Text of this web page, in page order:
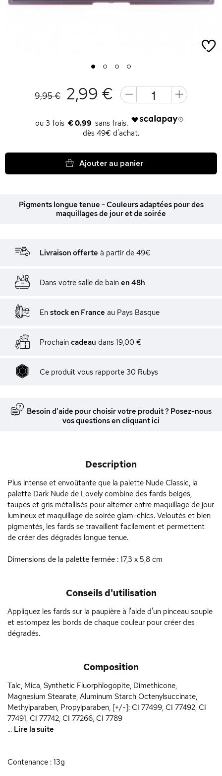
1 2 3 4
9,95 € 2,99 €
€ 0.99
dès 49€ d'achat.
Ajouter au panier
Pigments longue tenue - Couleurs adaptées pour des
maquillages de jour et de soirée
Livraison offerte à partir de 49€
Dans votre salle de bain en 48h
En stock en France au Pays Basque
Prochain cadeau dans 19,00 €
Ce produit vous rapporte 30 Rubys
Besoin d'aide pour choisir votre produit ? Posez-nous
vos questions en cliquant ici
Description
Plus intense et envoûtante que la palette Nude Classic, la
palette Dark Nude de Lovely combine des fards beiges,
taupes et gris métallisés pour alterner entre maquillage de jour
lumineux et maquillage de soirée glam-chics. Veloutés et bien
pigmentés, les fards se travaillent facilement et permettent
de créer des dégradés longue tenue.
Dimensions de la palette fermée : 17,3 x 5,8 cm
Conseils d'utilisation
Appliquez les fards sur la paupière à l'aide d'un pinceau souple
et estompez les bords de chaque couleur pour créer des
dégradés.
Composition
Talc, Mica, Synthetic Fluorphlogopite, Dimethicone,
Magnesium Stearate, Aluminum Starch Octenylsuccinate,
Methylparaben, Propylparaben, [+/-]: CI 77499, CI 77492, CI
77491, CI 77742, CI 77266, CI 7789
... Lire la suite
Contenance : 13g